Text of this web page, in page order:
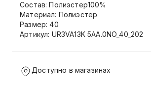
Состав: Полиэстер100%
Материал: Полиэстер
Размер: 40
Артикул: UR3VA13K 5AA.0NO_40_202
Доступно в магазинах